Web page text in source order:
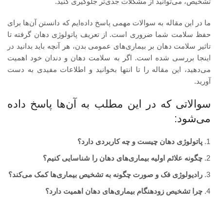
ما در این مقاله به سوالات مهمی پاسخ داده‌ایم که دانستن آن‌ها برای
حفظ سلامت شما ضروری است. از تعریف پاتولوژی دهان گرفته تا
تاثیر سلامت دهان بر بیماری‌های عمومی بدن، هر آنچه باید بدانید در
اینجا بررسی شده است. اگر به سلامت دهان و دندان خود اهمیت
می‌دهید، این مقاله را تا انتها بخوانید و اطلاعات مفیدی به دست
آورید.
سوالاتی که در این مطلب به آن‌ها پاسخ داده
می‌شود:
پاتولوژی دهان چیست و چه کاربردی دارد؟
چگونه علائم اولیه بیماری‌های دهان را شناسایی کنیم؟
رادیولوژی فک و صورت چگونه به تشخیص بیماری‌ها کمک می‌کند؟
چرا تشخیص زودهنگام بیماری‌های دهان اهمیت دارد؟